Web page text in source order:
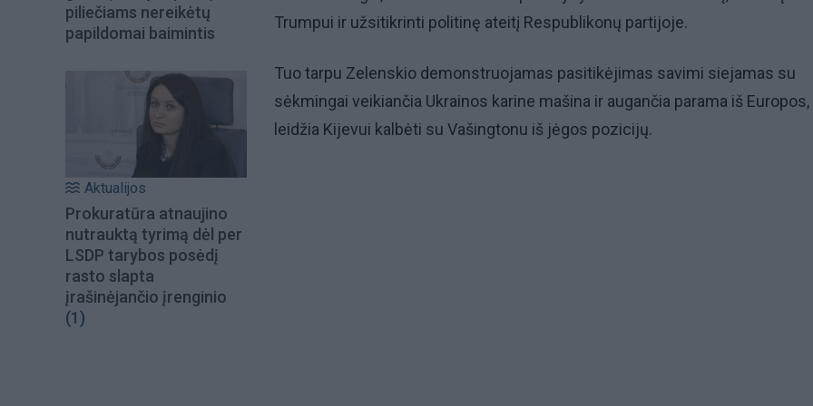
piliečiams nereikėtų
papildomai baimintis
Aktualijos
Prokuratūra atnaujino
nutrauktą tyrimą dėl per
LSDP tarybos posėdį
rasto slapta
įrašinėjančio įrenginio
(1)
Trumpui ir užsitikrinti politinę ateitį Respublikonų partijoje.
Tuo tarpu Zelenskio demonstruojamas pasitikėjimas savimi siejamas su
sėkmingai veikiančia Ukrainos karine mašina ir augančia parama iš
leidžia Kijevui kalbėti su Vašingtonu iš jėgos pozicijų.